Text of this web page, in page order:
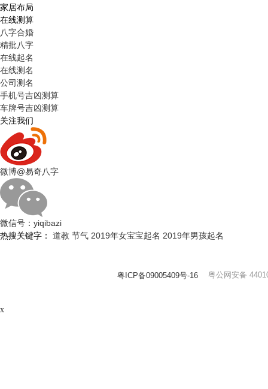
家居布局
在线测算
八字合婚
精批八字
在线起名
在线测名
公司测名
手机号吉凶测算
车牌号吉凶测算
关注我们
微博@易奇八字
微信号： yiqibazi
热搜关键字： 道教 节气 2019年女宝宝起名 2019年男孩起名
粤ICP备09005409号-16 粤公网安备
x